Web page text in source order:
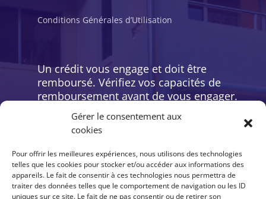
Gérer le consentement aux
cookies
Pour offrir les meilleures expériences, nous utilisons des technologies
telles que les cookies pour stocker et/ou accéder aux informations des
appareils. Le fait de consentir à ces technologies nous permettra de
traiter des données telles que le comportement de navigation ou les ID
uniques sur ce site. Le fait de ne pas consentir ou de retirer son
Conditions Générales d’Utilisation
Un crédit vous engage et doit être
remboursé. Vérifiez vos capacités de
remboursement avant de vous engager.
Restons en contact
Contacts